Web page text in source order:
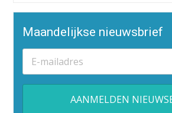
Maandelijkse nieuwsbrief